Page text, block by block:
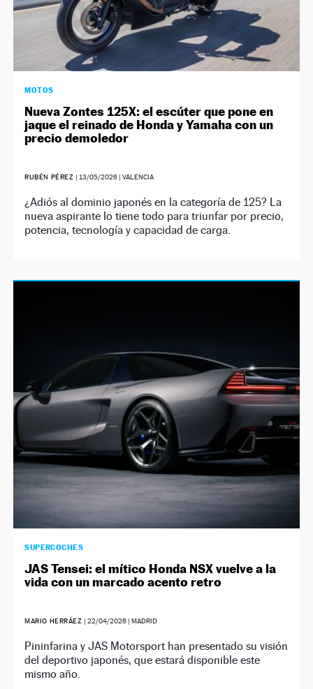
MOTOS
Nueva Zontes 125X: el escúter que pone en
jaque el reinado de Honda y Yamaha con un
precio demoledor
RUBÉN PÉREZ | 13/05/2026 | VALENCIA
¿Adiós al dominio japonés en la categoría de 125? La
nueva aspirante lo tiene todo para triunfar por precio,
potencia, tecnología y capacidad de carga.
SUPERCOCHES
JAS Tensei: el mítico Honda NSX vuelve a la
vida con un marcado acento retro
MARIO HERRÁEZ |22/04/2026 | MADRID
Pininfarina y JAS Motorsport han presentado su visión
del deportivo japonés, que estará disponible este
mismo año.